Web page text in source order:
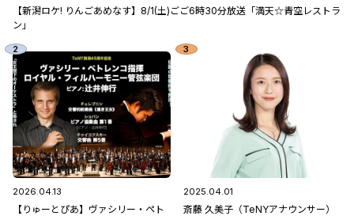
【新潟ロケ! りんごあめなす】8/1(土)ごご6時30分放送「満天☆青空レストラ
ン」
2026.04.13
【りゅーとぴあ】ヴァシリー・ペト
2025.04.01
斎藤 久美子（TeNYアナウンサー）